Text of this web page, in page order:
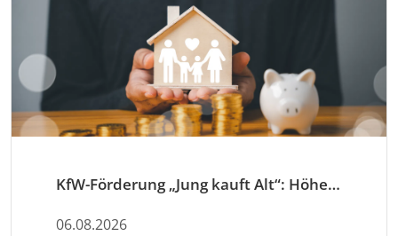
KfW-Förderung „Jung kauft Alt“: Höhere Kredite ab August 2026
06.08.2026